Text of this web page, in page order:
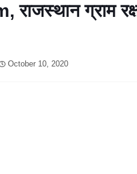
ग्राम
October 10, 2020